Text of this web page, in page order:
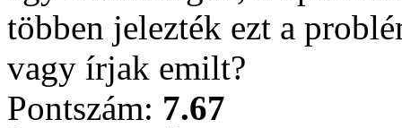
többen jelezték ezt a
vagy írjak emilt?
Pontszám: 7.67